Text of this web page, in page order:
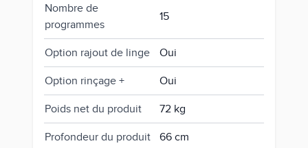
Nombre de
programmes
15
Option rajout de linge Oui
Option rinçage + Oui
Poids net du produit 72 kg
Profondeur du produit 66 cm